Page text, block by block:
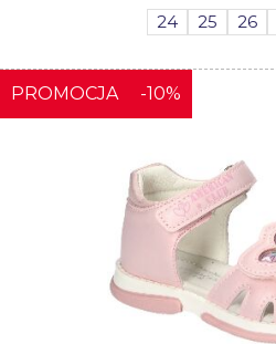
24
25 26
PROMOCJA -10%